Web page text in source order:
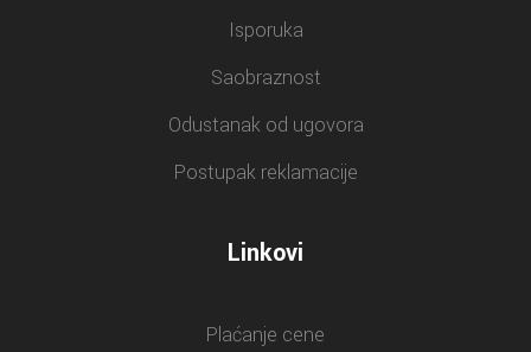
Isporuka
Saobraznost
Odustanak od ugovora
Postupak reklamacije
Linkovi
Plaćanje cene